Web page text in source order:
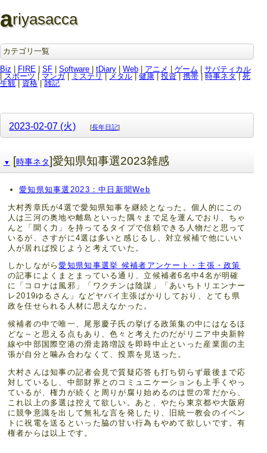
ariyasacca
カテゴリ一覧
Biz
FIRE SF Software tDiary Web アニメ ゲーム
サバティカル
スポーツ | マンガ| ミステリ メタル 健康 投資 携帯 | 時事ネタ
死
生観
資格| 雑記
2023-02-07 (火) [長年日記]
▼ [時事ネタ]愛知県知事選2023雑感
愛知県知事選2023：中日新聞Web
大村秀章氏が4選で愛知県知事を継続となった。個人的にこの
人は三河の奥地や離島といった隅々まで足を運んでおり、ちゃ
んと「聞く力」を持ってるタイプで信頼できる人物だと思って
いるが、さすがに4選は多いと感じるし、対立候補で他にいい
人が居れば投じようと考えていた。
しかしながら愛知県知事選挙 候補者アンケート・主張・政策
の記事によくまとまっている通り、立候補者6名中4名が明確
に「コロナは風邪」「ワクチンは陰謀」「あいちトリエンナー
レ2019ゆるさん」などヤバイ主張ばかりしており、とても県
政を任せられる人材に思えなかった。
候補者の中で唯一、尾形慶子氏の挙げる政策集の中にはなるほ
どな～と思える点もあり、色々と考えたのだがリニア中央新幹
線や中部国際空港の滑走路増設を即時中止といった産業面の主
張が自分と噛み合わなくて、投票を見送った。
大村さんは知事の記者会見で質疑応答も打ち切らず最後まで応
対しているし、中部財界とのコミュニケーションも上手くやっ
ているが、権力が続くと周りが腐り始めるのは世の常だから、
これ以上の多選は控えて欲しい。あと、やたら東京都や大阪府
に競争意識を出して無礼な言を発したり、旧統一教会のイベン
トに祝電を送るといった脇の甘い行為もやめて欲しいです。有
権者からは以上です。